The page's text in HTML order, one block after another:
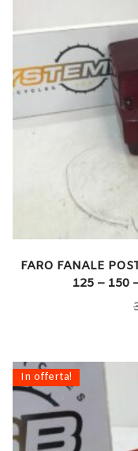
FARO FANALE
125 – 150
In offerta!